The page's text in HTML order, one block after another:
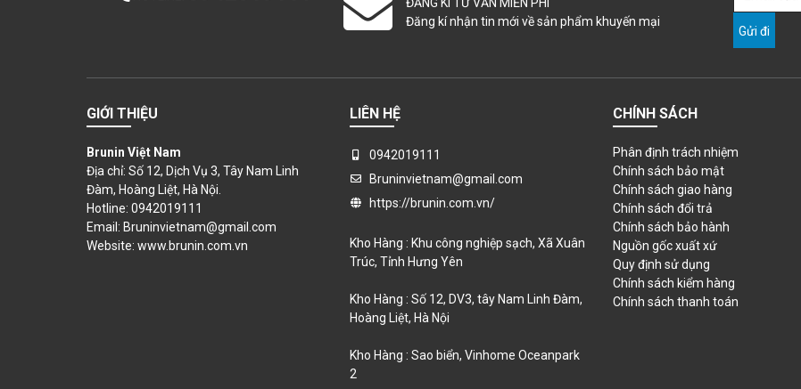
Đăng kí nhận tin mới về sản phẩm khuyến mại
GIỚI THIỆU
Brunin Việt Nam
Địa chỉ: Số 12, Dịch Vụ 3, Tây Nam Linh
Đàm, Hoàng Liệt, Hà Nội.
Hotline: 0942019111
Email: Bruninvietnam@gmail.com
Website: www.brunin.com.vn
LIÊN HỆ
0942019111
Bruninvietnam@gmail.com
https://brunin.com.vn/
Kho Hàng : Khu công nghiệp sạch, Xã Xuân
Trúc, Tỉnh Hưng Yên
Kho Hàng : Số 12, DV3, tây Nam Linh Đàm,
Hoàng Liệt, Hà Nội
Kho Hàng : Sao biển, Vinhome Oceanpark
2
CHÍNH SÁCH
Phân định trách nhiệm
Chính sách bảo mật
Chính sách giao hàng
Chính sách đổi trả
Chính sách bảo hành
Nguồn gốc xuất xứ
Quy định sử dụng
Chính sách kiểm hàng
Chính sách thanh toán